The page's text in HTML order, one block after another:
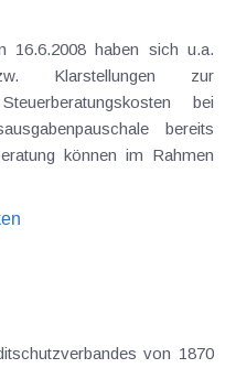
Klarstellungen zur
können im Rahmen
von 1870